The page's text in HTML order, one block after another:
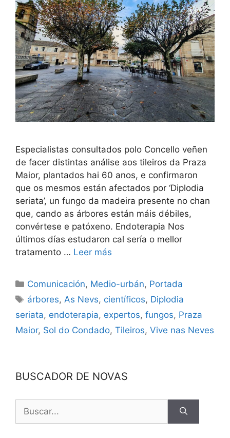
Especialistas consultados polo Concello veñen
de facer distintas análise aos tileiros da Praza
Maior, plantados hai 60 anos, e confirmaron
que os mesmos están afectados por ‘Diplodia
seriata’, un fungo da madeira presente no chan
que, cando as árbores están máis débiles,
convértese e patóxeno. Endoterapia Nos
últimos días estudaron cal sería o mellor
tratamento … Leer más
Comunicación, Medio-urbán, Portada
árbores, As Nevs, científicos, Diplodia
seriata, endoterapia, expertos, fungos, Praza
Maior, Sol do Condado, Tileiros, Vive nas Neves
BUSCADOR DE NOVAS